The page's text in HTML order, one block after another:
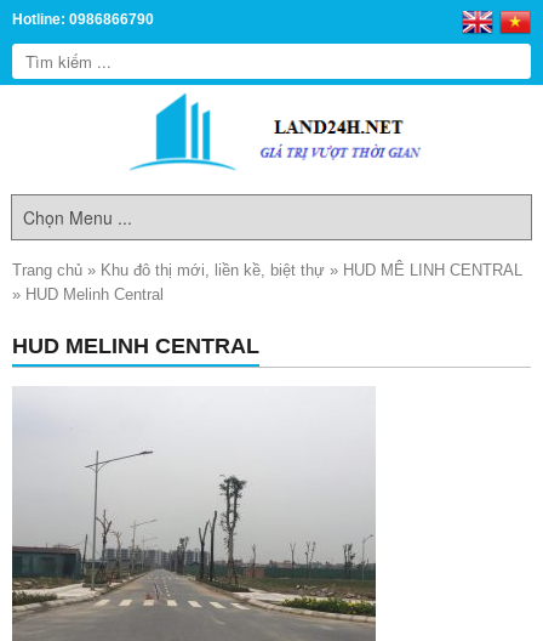
Hotline: 0986866790
Trang chủ » Khu đô thị mới, liền kề, biệt thự » HUD MÊ LINH CENTRAL
» HUD Melinh Central
HUD MELINH CENTRAL